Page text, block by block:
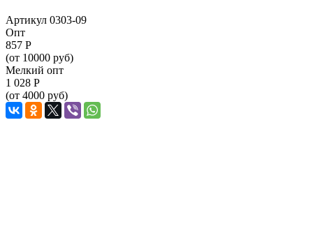
Артикул 0303-09
Опт
857 Р
(от 10000 руб)
Мелкий опт
1 028 Р
(от 4000 руб)